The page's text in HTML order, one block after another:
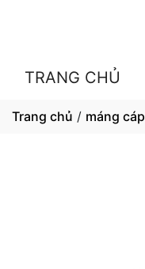
TRANG CHỦ
Trang chủ / máng cáp